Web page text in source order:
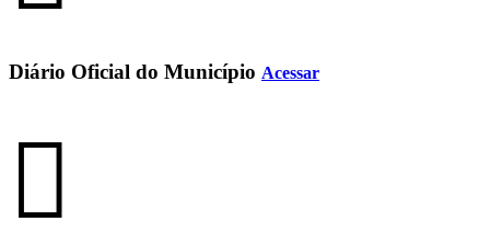
Diário Oficial do Município Acessar